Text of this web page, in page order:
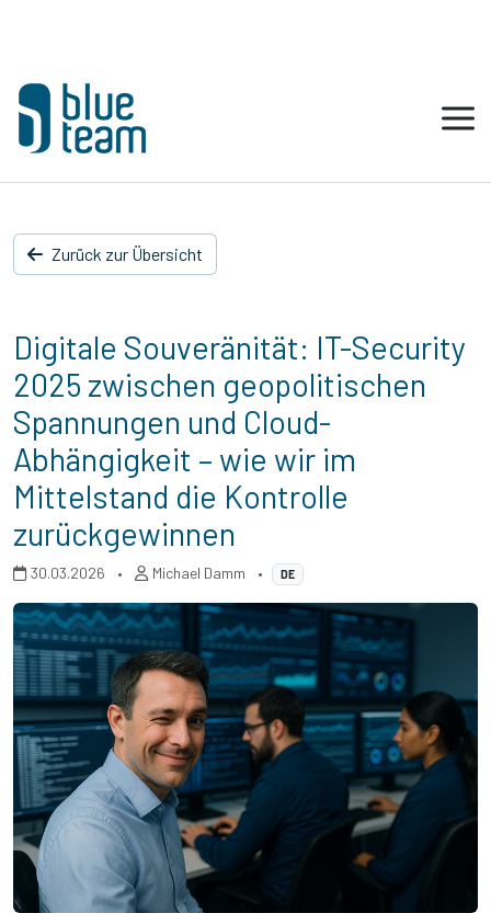
Zurück zur Übersicht
Digitale Souveränität: IT-Security
2025 zwischen geopolitischen
Spannungen und Cloud-
Abhängigkeit – wie wir im
Mittelstand die Kontrolle
zurückgewinnen
30.03.2026 • Michael Damm • DE